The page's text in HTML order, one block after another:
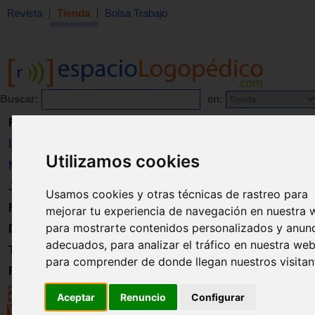
Utilizamos cookies
Usamos cookies y otras técnicas de rastreo para
mejorar tu experiencia de navegación en nuestra
para mostrarte contenidos personalizados y
adecuados, para analizar el tráfico en nuestra
para comprender de donde llegan nuestros
Aceptar Renuncio Configurar
Revista Tienda Bolsa Trabajo
Buscar: en:
Revista
Libros
Material
Juguetes
Formación
Directorio
Trabajo
Registro